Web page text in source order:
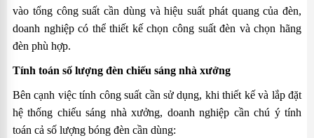
vào tổng công suất cần dùng và hiệu suất phát quang của đèn,
doanh nghiệp có thể thiết kế chọn công suất đèn và chọn hãng
đèn phù hợp.
Tính toán số lượng đèn chiếu sáng nhà xưởng
Bên cạnh việc tính công suất cần sử dụng, khi thiết kế và lắp đặt
hệ thống chiếu sáng nhà xưởng, doanh nghiệp cần chú ý tính
toán cả số lượng bóng đèn cần dùng: